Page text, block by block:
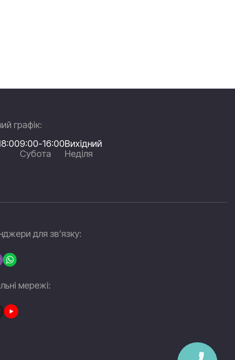
графік:
9:00-16:00
Субота
Вихідний
Неділя
для зв’язку:
мережі: